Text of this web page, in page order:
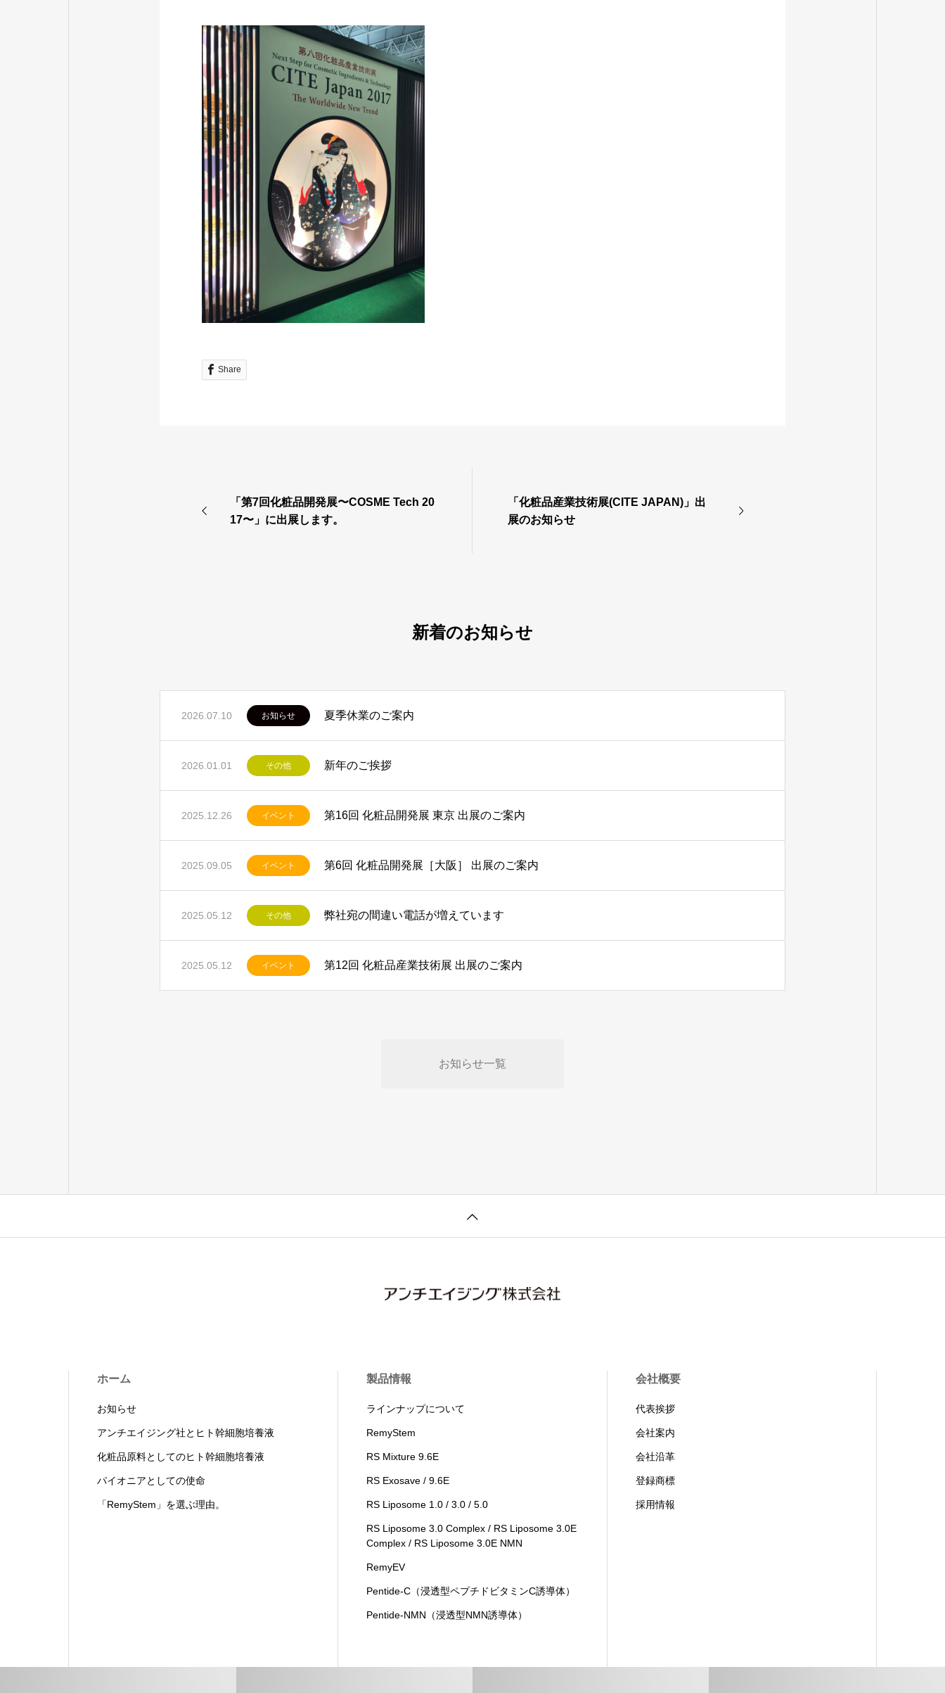
Share
「第7回化粧品開発展〜COSME Tech 20
17〜」に出展します。
「化粧品産業技術展(CITE JAPAN)」出
展のお知らせ
新着のお知らせ
2026.07.10 お知らせ 夏季休業のご案内
2026.01.01 その他 新年のご挨拶
2025.12.26 イベント 第16回 化粧品開発展 東京 出展のご案内
2025.09.05 イベント 第6回 化粧品開発展［大阪］ 出展のご案内
2025.05.12 その他 弊社宛の間違い電話が増えています
2025.05.12 イベント 第12回 化粧品産業技術展 出展のご案内
お知らせ一覧
ホーム
お知らせ
アンチエイジング社とヒト幹細胞培養液
化粧品原料としてのヒト幹細胞培養液
パイオニアとしての使命
「RemyStem」を選ぶ理由。
製品情報
ラインナップについて
RemyStem
RS Mixture 9.6E
RS Exosave / 9.6E
RS Liposome 1.0 / 3.0 / 5.0
RS Liposome 3.0 Complex / RS Liposome 3.0E
Complex / RS Liposome 3.0E NMN
RemyEV
Pentide-C（浸透型ペプチドビタミンC誘導体）
Pentide-NMN（浸透型NMN誘導体）
会社概要
代表挨拶
会社案内
会社沿革
登録商標
採用情報